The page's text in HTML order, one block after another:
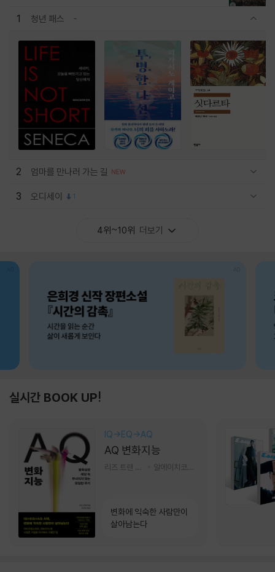
1 청년 패스
2 엄마를 만나러 가는 길
3 오디세이 1
4위~10위 더보기
실시간 BOOK UP!
IQ→EQ→AQ
AQ 변화지능
변화에 익숙한 사람만이
살아남는다